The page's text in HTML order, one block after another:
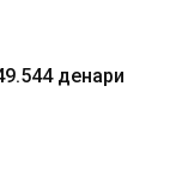
денари